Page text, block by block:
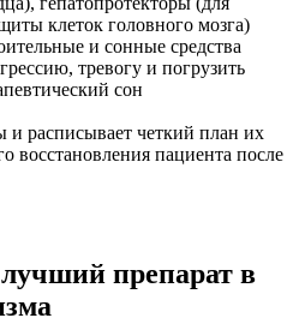
клеток головного мозга)
и сонные средства
тревогу и погрузить
сон
и расписывает четкий план их
восстановления пациента после
препарат в